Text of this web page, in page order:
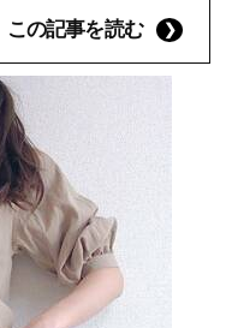
この記事を読む